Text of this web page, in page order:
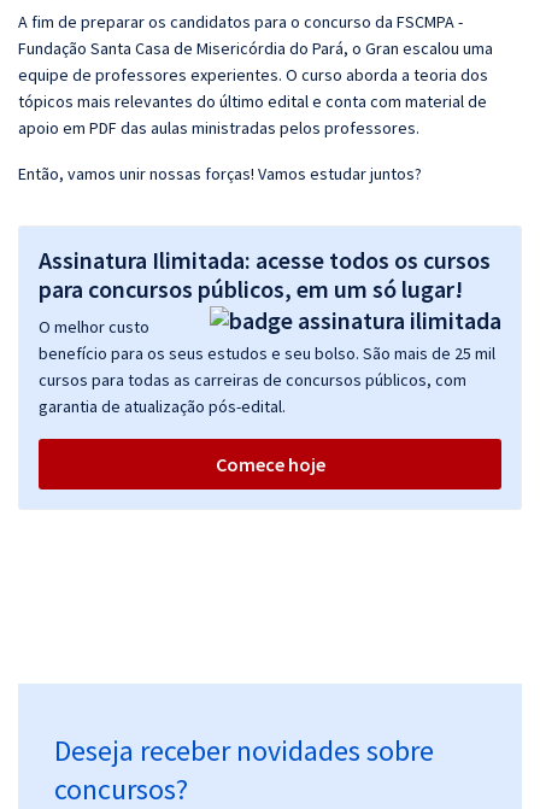
A fim de preparar os candidatos para o concurso da FSCMPA -
Fundação Santa Casa de Misericórdia do Pará, o Gran escalou uma
equipe de professores experientes. O curso aborda a teoria dos
tópicos mais relevantes do último edital e conta com material de
apoio em PDF das aulas ministradas pelos professores.
Então, vamos unir nossas forças! Vamos estudar juntos?
Assinatura Ilimitada: acesse todos os cursos
para concursos públicos, em um só lugar!
O melhor custo
benefício para os seus estudos e seu bolso. São mais de 25 mil
cursos para todas as carreiras de concursos públicos, com
garantia de atualização pós-edital.
Comece hoje
Deseja receber novidades sobre
concursos?